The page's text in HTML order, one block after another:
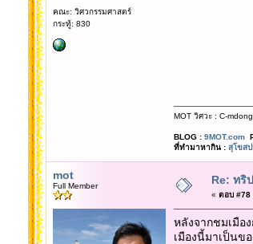
คณะ: วิศวกรรมศาสตร์
กระทู้: 830
MOT วิศวะ : C-
BLOG : 9MOT.com
ที่ทำมาหากิน : สุโขสป
mot
Full Member Re: ทริ
« ตอบ #78
หลังจากชมเมือ
เมืองนี้มาเป็นข